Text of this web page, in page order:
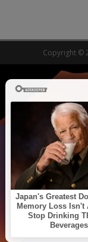
Copyright ©